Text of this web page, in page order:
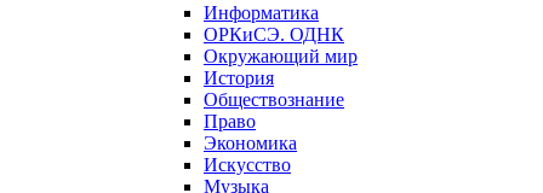
Информатика
ОРКиСЭ. ОДНК
Окружающий мир
История
Обществознание
Право
Экономика
Искусство
Музыка